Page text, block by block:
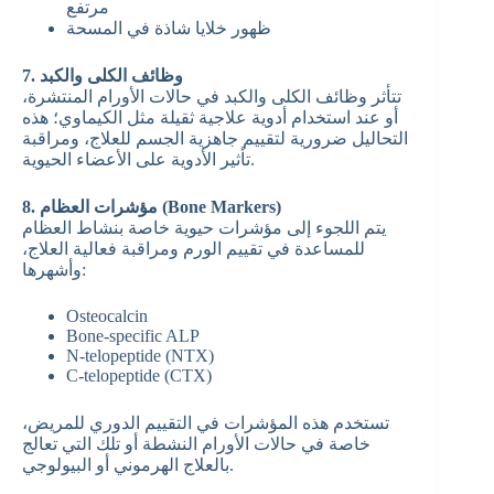
مرتفع
ظهور خلايا شاذة في المسحة
7. وظائف الكلى والكبد
تتأثر وظائف الكلى والكبد في حالات الأورام المنتشرة،
أو عند استخدام أدوية علاجية ثقيلة مثل الكيماوي؛ هذه
التحاليل ضرورية لتقييم جاهزية الجسم للعلاج، ومراقبة
تأثير الأدوية على الأعضاء الحيوية.
8. مؤشرات العظام (Bone Markers)
يتم اللجوء إلى مؤشرات حيوية خاصة بنشاط العظام
للمساعدة في تقييم الورم ومراقبة فعالية العلاج،
وأشهرها:
Osteocalcin
Bone-specific ALP
N-telopeptide (NTX)
C-telopeptide (CTX)
تستخدم هذه المؤشرات في التقييم الدوري للمريض،
خاصة في حالات الأورام النشطة أو تلك التي تعالج
بالعلاج الهرموني أو البيولوجي.